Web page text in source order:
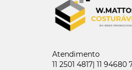
Atendimento
11 2501 4817| 11 94680